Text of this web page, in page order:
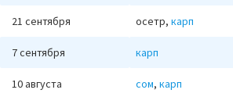
21 сентября осетр, карп
7 сентября карп
10 августа сом, карп